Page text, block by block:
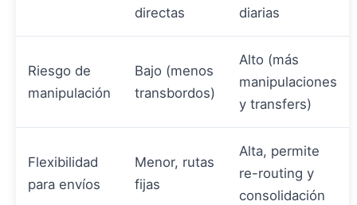
directas
diarias
Riesgo de
manipulación
Bajo (menos
transbordos)
Alto (más
manipulaciones
y transfers)
Flexibilidad
para envíos
Menor, rutas
fijas
Alta, permite
re-routing y
consolidación